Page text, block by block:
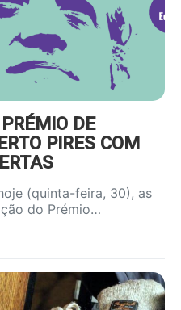
DE
PIRES COM
(quinta-feira, 30), as
do Prémio…